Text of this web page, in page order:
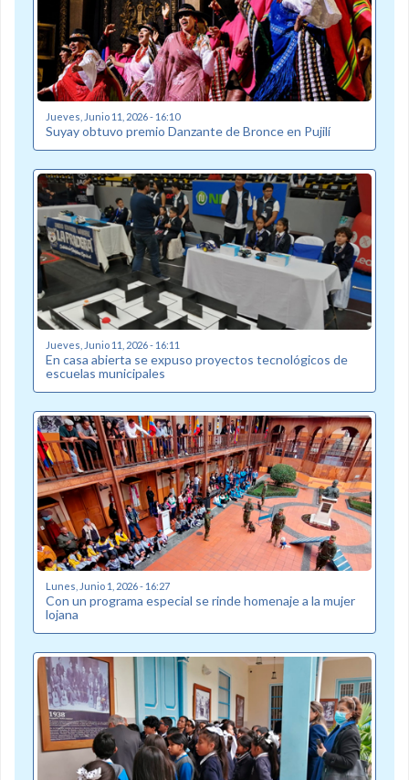
Jueves, Junio 11, 2026 - 16:10
Suyay obtuvo premio Danzante de Bronce en Pujilí
Jueves, Junio 11, 2026 - 16:11
En casa abierta se expuso proyectos tecnológicos de
escuelas municipales
Lunes, Junio 1, 2026 - 16:27
Con un programa especial se rinde homenaje a la mujer
lojana